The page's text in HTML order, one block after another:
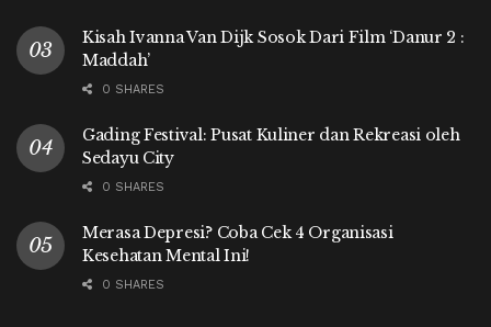
Kisah Ivanna Van Dijk Sosok Dari Film ‘Danur 2 :
Maddah’
0 SHARES
Gading Festival: Pusat Kuliner dan Rekreasi oleh
Sedayu City
0 SHARES
Merasa Depresi? Coba Cek 4 Organisasi
Kesehatan Mental Ini!
0 SHARES